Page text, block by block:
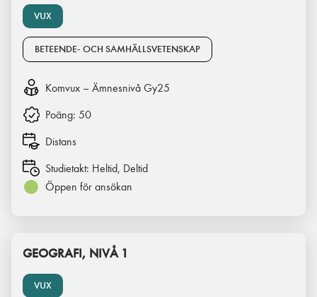
VUX
BETEENDE- OCH SAMHÄLLSVETENSKAP
Komvux – Ämnesnivå Gy25
Poäng: 50
Distans
Studietakt: Heltid, Deltid
Öppen för ansökan
VUX
GEOGRAFI, NIVÅ 1